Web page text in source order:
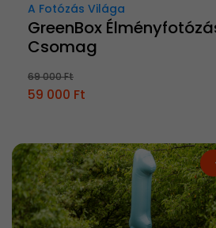
A Fotózás Világa
GreenBox
Csomag
69 000 Ft
59 000 Ft